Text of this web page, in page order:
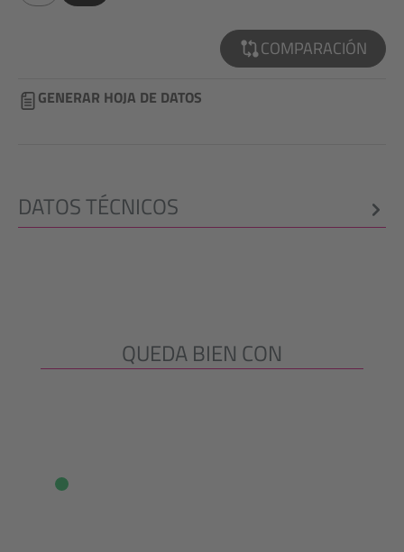
COMPARACIÓN
GENERAR HOJA DE DATOS
DATOS TÉCNICOS
Omitir la galería de productos
QUEDA BIEN CON